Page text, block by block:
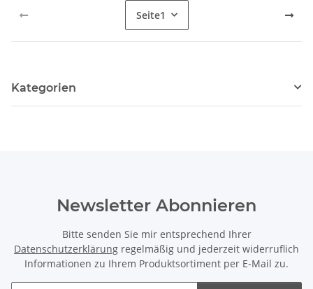
Seite1
Kategorien
Newsletter Abonnieren
Bitte senden Sie mir entsprechend Ihrer
Datenschutzerklärung regelmäßig und jederzeit widerruflich
Informationen zu Ihrem Produktsortiment per E-Mail zu.